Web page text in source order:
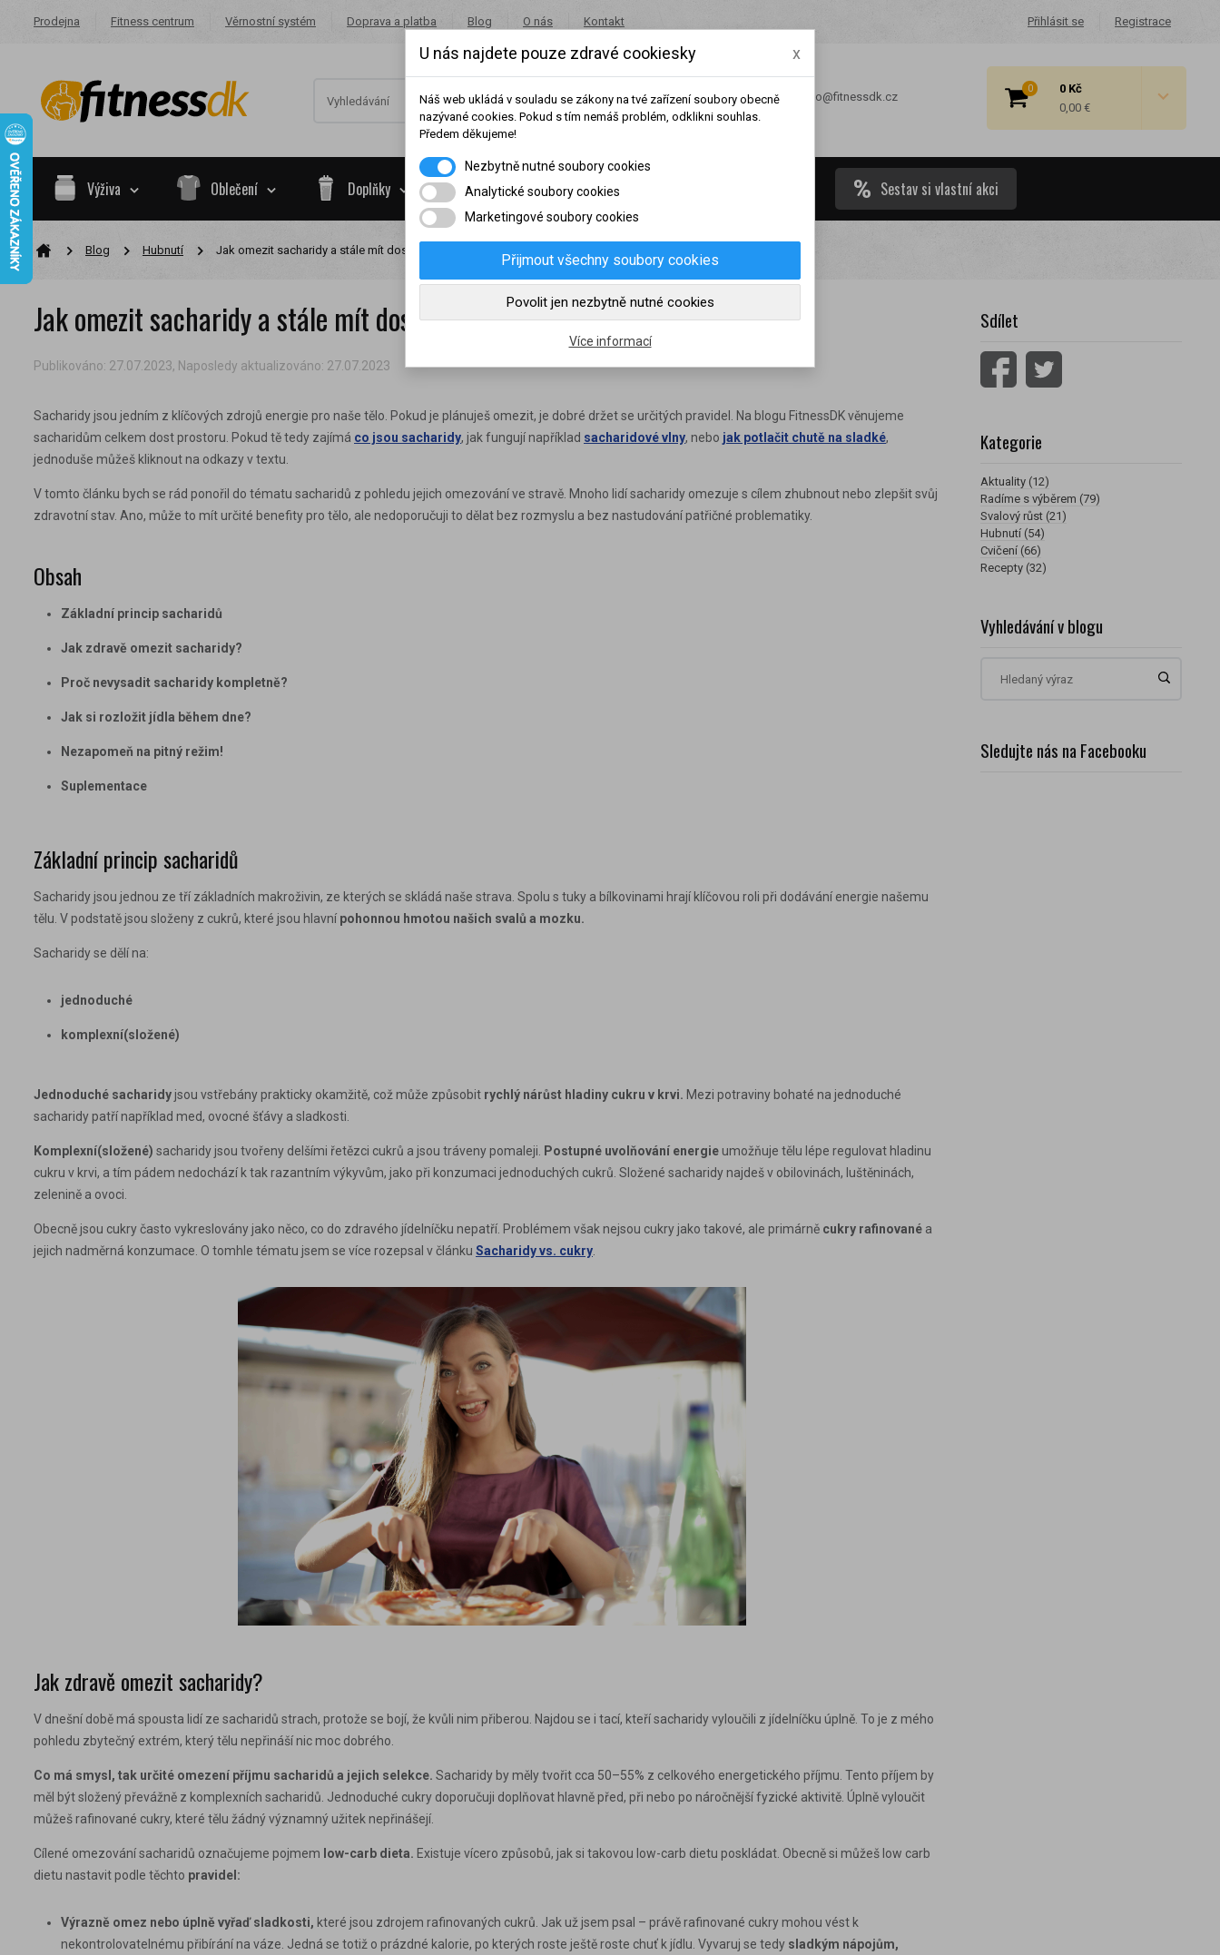
Registrace
Přihlásit se
Prodejna Fitness centrum Věrnostní systém Doprava a platba Blog O nás Kontakt
0
0 Kč
0,00 €
+420 491 462 001 info@fitnessdk.cz
Výživa Oblečení Doplňky Potraviny Akce Sestav si vlastní akci
Blog Hubnutí Jak omezit sacharidy a stále mít dostatek energie
Jak omezit sacharidy a stále mít dostatek energie
Publikováno: 27.07.2023, Naposledy aktualizováno: 27.07.2023
Sacharidy jsou jedním z klíčových zdrojů energie pro naše tělo. Pokud je plánuješ omezit, je dobré držet se určitých pravidel. Na blogu FitnessDK věnujeme
sacharidům celkem dost prostoru. Pokud tě tedy zajímá co jsou sacharidy, jak fungují například sacharidové vlny, nebo jak potlačit chutě na sladké,
jednoduše můžeš kliknout na odkazy v textu.
V tomto článku bych se rád ponořil do tématu sacharidů z pohledu jejich omezování ve stravě. Mnoho lidí sacharidy omezuje s cílem zhubnout nebo zlepšit svůj
zdravotní stav. Ano, může to mít určité benefity pro tělo, ale nedoporučuji to dělat bez rozmyslu a bez nastudování patřičné problematiky.
Obsah
Základní princip sacharidů
Jak zdravě omezit sacharidy?
Proč nevysadit sacharidy kompletně?
Jak si rozložit jídla během dne?
Nezapomeň na pitný režim!
Suplementace
Základní princip sacharidů
Sacharidy jsou jednou ze tří základních makroživin, ze kterých se skládá naše strava. Spolu s tuky a bílkovinami hrají klíčovou roli při dodávání energie našemu
tělu. V podstatě jsou složeny z cukrů, které jsou hlavní pohonnou hmotou našich svalů a mozku.
Sacharidy se dělí na:
jednoduché
komplexní(složené)
Jednoduché sacharidyjsou vstřebány prakticky okamžitě, což může způsobit rychlý nárůst hladiny cukru v krvi. Mezi potraviny bohaté na jednoduché
sacharidy patří například med, ovocné šťávy a sladkosti
Komplexní(složené) sacharidy jsou tvořeny delšími řetězci cukrů a jsou tráveny pomaleji. Postupné uvolňování energieumožňuje tělu lépe regulovat hladinu
cukru v krvi, a tím pádem nedochází k tak razantním výkyvům, jako při konzumaci jednoduchých cukrů. Složené sacharidy najdeš v obilovinách, luštěninách,
zelenině a ovoci
Obecně jsou cukry často vykreslovány jako něco, co do zdravého jídelníčku nepatří. Problémem však nejsou cukry jako takové, ale primárně cukry rafinované a
jejich nadměrná konzumace. O tomhle tématu jsem se více rozepsal v článku Sacharidy vs. cukry
Jak zdravě omezit sacharidy?
V dnešní době má spousta lidí ze sacharidů strach, protože se bojí, že kvůli nim přiberou. Najdou se i tací, kteří sacharidy vyloučili z jídelníčku úplně. To je z mého
pohledu zbytečný extrém, který tělu nepřináší nic moc dobrého.
Co má smysl, tak určité omezení příjmu sacharidů a jejich selekce. Sacharidy by měly tvořit cca 50–55% z celkového energetického příjmu. Tento příjem by
měl být složený převážně z komplexních sacharidů. Jednoduché cukry doporučuji doplňovat hlavně před, při nebo po náročnější fyzické aktivitě. Úplně vyloučit
můžeš rafinované cukry, které tělu žádný významný užitek nepřinášejí.
Cílené omezování sacharidů označujeme pojmem low-carb dieta. Existuje vícero způsobů, jak si takovou low-carb dietu poskládat. Obecně si můžeš low carb
dietu nastavit podle těchto pravidel:
Výrazně omez nebo úplně vyřaď sladkosti, které jsou zdrojem rafinovaných cukrů. Jak už jsem psal – právěrafinované cukry mohou vést k
nekontrolovatelnému přibírání na váze. Jedná se totiž o prázdné kalorie, po kterých roste ještě roste chuť k jídlu. Vyvaruj se tedy sladkým nápojům,
Sdílet
Kategorie
Aktuality (12)
Radíme s výběrem (79)
Svalový růst (21)
Hubnutí (54)
Cvičení (66)
Recepty (32)
Vyhledávání v blogu
Sledujte nás na Facebooku
Nákupy za poslední rok:
Nyní spadáte do věrnostní skupiny:
U nás najdete pouze zdravé cookiesky x
Náš web ukládá v souladu se zákony na tvé zařízení soubory obecně
nazývané cookies. Pokud s tím nemáš problém, odklikni souhlas.
Předem děkujeme!
Nezbytně nutné soubory cookies
Analytické soubory cookies
Marketingové soubory cookies
Přijmout všechny soubory cookies
Povolit jen nezbytně nutné cookies
Více informací